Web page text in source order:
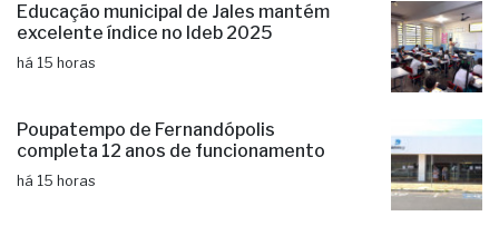
Educação municipal de Jales mantém
excelente índice no Ideb 2025
há 15 horas
Poupatempo de Fernandópolis
completa 12 anos de funcionamento
há 15 horas